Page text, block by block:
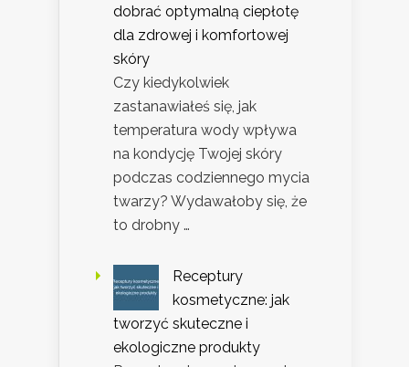
dobrać optymalną ciepłotę
dla zdrowej i komfortowej
skóry
Czy kiedykolwiek
zastanawiałeś się, jak
temperatura wody wpływa
na kondycję Twojej skóry
podczas codziennego mycia
twarzy? Wydawałoby się, że
to drobny …
Receptury
kosmetyczne: jak
tworzyć skuteczne i
ekologiczne produkty